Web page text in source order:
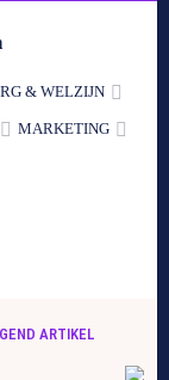
& WELZIJN
MARKETING
ARTIKEL